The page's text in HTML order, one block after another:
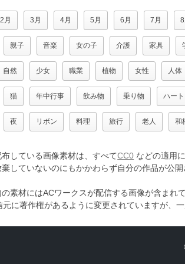
2月 3月 4月 5月 6月 7月
親子 音楽 女の子 介護 家具
自然 少女 職業 植物 女性 人体
猫 年中行事 飲み物 乗り物 ハート
夜 リボン 料理 旅行 老人 和
布している画像素材は、すべてCC0 などの適用
していないのにもかかわらず自分の作品が公
の素材にはACワークスが配信する画像が含ま
元に著作権があるように変更されていますが、